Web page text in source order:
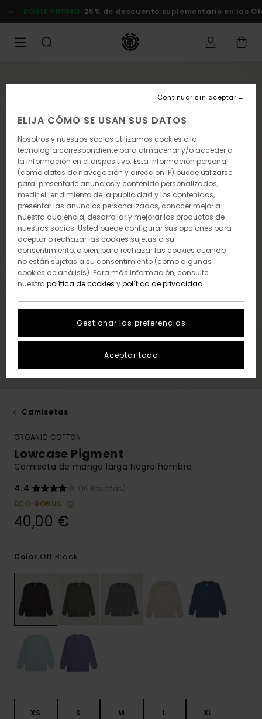
la
DOBLE PROMO 25% de descuento suplementario en las
Camisetas
ORGANIC COTTON
Lowcase Pigment
Camiseta de manga larga Negro hombre
4.4
(16 Reseñas)
ECO-BONUS
40,00 €
Color Off Black
XS S M L XL
ELIJA CÓMO SE USAN SUS DATOS
Nosotros y nuestros socios utilizamos cookies o la
tecnología correspondiente para almacenar y/o acceder a
la información en el dispositivo. Esta información personal
(como datos de navegación y dirección IP) puede utilizarse
para: presentarle anuncios y contenido personalizados,
medir el rendimiento de la publicidad y los contenidos,
presentar las anuncios personalizados, conocer mejor a
nuestra audiencia, desarrollar y mejorar los productos de
nuestros socios. Usted puede configurar sus opciones para
aceptar o rechazar las cookies sujetas a su
consentimiento, o bien, para rechazar las cookies cuando
no están sujetas a su consentimiento (como algunas
cookies de análisis). Para más información, consulte
nuestra política de cookies ypolítica de privacidad
Gestionar las preferencias
Continuar sin aceptar
Aceptar todo